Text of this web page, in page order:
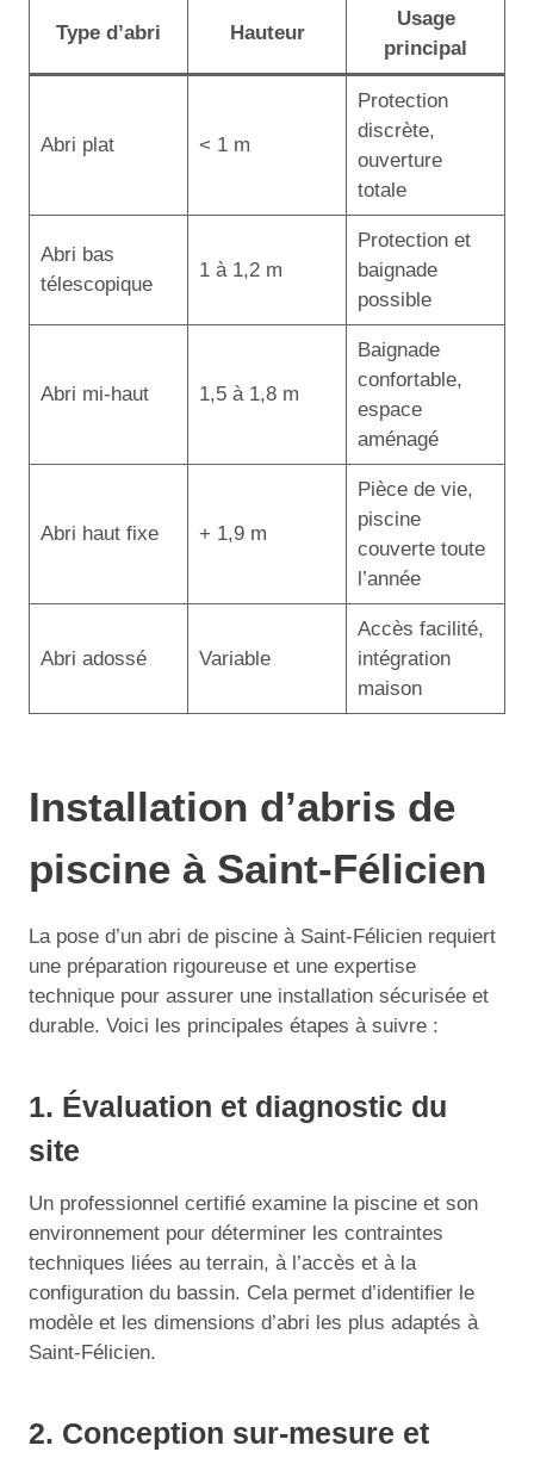
Type d’abri Hauteur
Usage
principal
Abri plat < 1 m
Protection
discrète,
ouverture
totale
Abri bas
télescopique
1 à 1,2 m
Protection et
baignade
possible
Abri mi-haut 1,5 à 1,8 m
Baignade
confortable,
espace
aménagé
Abri haut fixe + 1,9 m
Pièce de vie,
piscine
couverte toute
l’année
Abri adossé Variable
Accès facilité,
intégration
maison
Installation d’abris de
piscine à Saint-Félicien
La pose d’un abri de piscine à Saint-Félicien requiert
une préparation rigoureuse et une expertise
technique pour assurer une installation sécurisée et
durable. Voici les principales étapes à suivre :
1. Évaluation et diagnostic du
site
Un professionnel certifié examine la piscine et son
environnement pour déterminer les contraintes
techniques liées au terrain, à l’accès et à la
configuration du bassin. Cela permet d’identifier le
modèle et les dimensions d’abri les plus adaptés à
Saint-Félicien.
2. Conception sur-mesure et